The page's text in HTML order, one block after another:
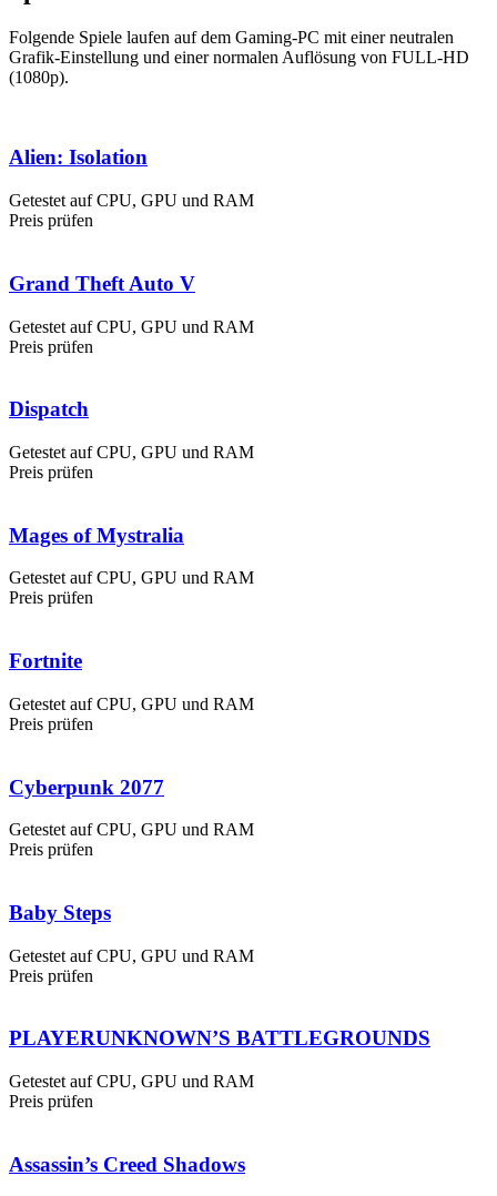
Folgende Spiele laufen auf dem Gaming-PC mit einer neutralen
Grafik-Einstellung und einer normalen Auflösung von FULL-HD
(1080p).
Alien: Isolation
Getestet auf CPU, GPU und RAM
Preis prüfen
Grand Theft Auto V
Getestet auf CPU, GPU und RAM
Preis prüfen
Dispatch
Getestet auf CPU, GPU und RAM
Preis prüfen
Mages of Mystralia
Getestet auf CPU, GPU und RAM
Preis prüfen
Fortnite
Getestet auf CPU, GPU und RAM
Preis prüfen
Cyberpunk 2077
Getestet auf CPU, GPU und RAM
Preis prüfen
Baby Steps
Getestet auf CPU, GPU und RAM
Preis prüfen
PLAYERUNKNOWN’S BATTLEGROUNDS
Getestet auf CPU, GPU und RAM
Preis prüfen
Assassin’s Creed Shadows